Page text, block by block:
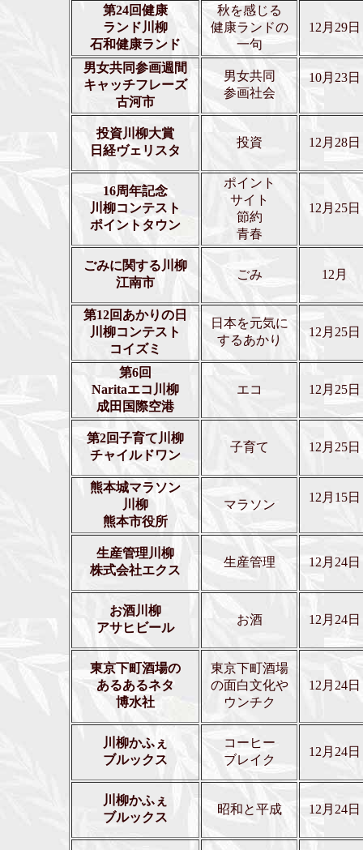
第24回健康
ランド川柳
石和健康ランド
秋を感じる
健康ランドの
一句
12月29日
男女共同参画週間
キャッチフレーズ
古河市
男女共同
参画社会
10月23日
投資川柳大賞
日経ヴェリスタ
投資 12月28日
16周年記念
川柳コンテスト
ポイントタウン
ポイント
サイト
節約
青春
12月25日
ごみに関する 川柳
江南市
ごみ 12月
第12回あかりの日
川柳コンテスト
コイズミ
日本を元気に
するあかり
12月25日
第6回
Naritaエコ川柳
成田国際空港
エコ 12月25日
第2回子育て川柳
チャイルドワン
子育て 12月25日
熊本城マラソン
川柳
熊本市役所
マラソン
12月15日
生産管理川柳
株式会社エクス
生産管理 12月24日
お酒川柳
アサヒビール
お酒 12月24日
東京下町酒場の
あるあるネタ
博水社
東京下町酒場
の面白文化や
ウンチク
12月24日
川柳かふぇ
ブルックス
コーヒー
ブレイク
12月24日
川柳かふぇ
ブルックス
昭和と平成 12月24日